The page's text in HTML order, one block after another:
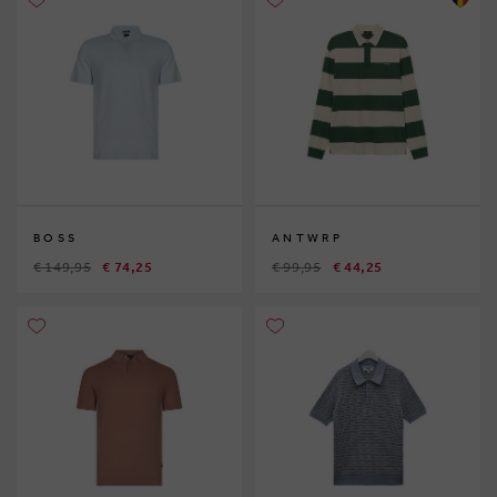
BOSS
€ 149,95 € 74,25
ANTWRP
€ 99,95 € 44,25